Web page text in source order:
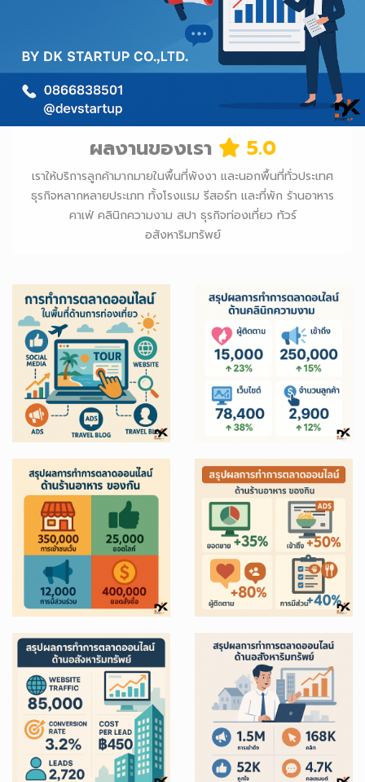
ผลงานของเรา 5.0
เราให้บริการลูกค้ามากมายในพื้นที่พังงา และนอกพื้นที่ทั่วประเทศ
ธุรกิจหลากหลายประเภท ทั้งโรงแรม รีสอร์ท และที่พัก ร้านอาหาร
คาเฟ่ คลินิกความงาม สปา ธุรกิจท่องเที่ยว ทัวร์
อสังหาริมทรัพย์